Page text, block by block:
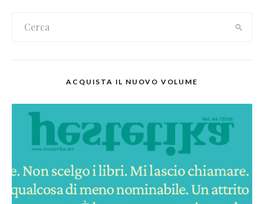
ACQUISTA IL NUOVO VOLUME